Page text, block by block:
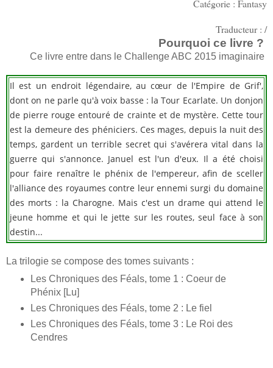
Catégorie : Fantasy
Traducteur : /
Pourquoi ce livre ?
Ce livre entre dans le Challenge ABC 2015 imaginaire
Il est un endroit légendaire, au cœur de l'Empire de Grif',
dont on ne parle qu'à voix basse : la Tour Ecarlate. Un donjon
de pierre rouge entouré de crainte et de mystère. Cette tour
est la demeure des phéniciers. Ces mages, depuis la nuit des
temps, gardent un terrible secret qui s'avérera vital dans la
guerre qui s'annonce. Januel est l'un d'eux. Il a été choisi
pour faire renaître le phénix de l'empereur, afin de sceller
l'alliance des royaumes contre leur ennemi surgi du domaine
des morts : la Charogne. Mais c'est un drame qui attend le
jeune homme et qui le jette sur les routes, seul face à son
destin...
La trilogie se compose des tomes suivants :
Les Chroniques des Féals, tome 1 : Coeur de
Phénix [Lu]
Les Chroniques des Féals, tome 2 : Le fiel
Les Chroniques des Féals, tome 3 : Le Roi des
Cendres